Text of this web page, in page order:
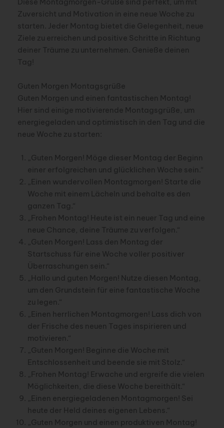
Diese Montagmorgen-Grüße sind perfekt, um mit
Zuversicht und Motivation in eine neue Woche zu
starten. Jeder Montag bietet die Gelegenheit, neue
Ziele zu erreichen und positive Schritte in Richtung
deiner Träume zu unternehmen. Genieße deinen
Tag!
Guten Morgen Montagsgrüße
Guten Morgen und einen fantastischen Montag!
Hier sind einige motivierende Montagsgrüße, um
energiegeladen und optimistisch in den Tag und die
neue Woche zu starten:
„Guten Morgen! Möge dieser Montag der Beginn
einer erfolgreichen und glücklichen Woche sein.“
„Einen wundervollen Montagmorgen! Starte die
Woche mit einem Lächeln und behalte es den
ganzen Tag.“
„Frohen Montag! Heute ist ein neuer Tag und eine
neue Chance, deine Träume zu verfolgen.“
„Guten Morgen! Lass den Montag der
Startschuss für eine Woche voller positiver
Überraschungen sein.“
„Hallo und guten Morgen! Nutze diesen Montag,
um den Grundstein für eine fantastische Woche
zu legen.“
„Einen herrlichen Montagmorgen! Lass dich von
der Frische des neuen Tages inspirieren und
motivieren.“
„Guten Morgen! Beginne die Woche mit
Entschlossenheit und beende sie mit Stolz.“
„Frohen Montag! Erwache und ergreife die vielen
Möglichkeiten, die diese Woche bereithält.“
„Einen energiegeladenen Montagmorgen! Sei
heute der Held deines eigenen Lebens.“
„Guten Morgen und einen produktiven Montag!